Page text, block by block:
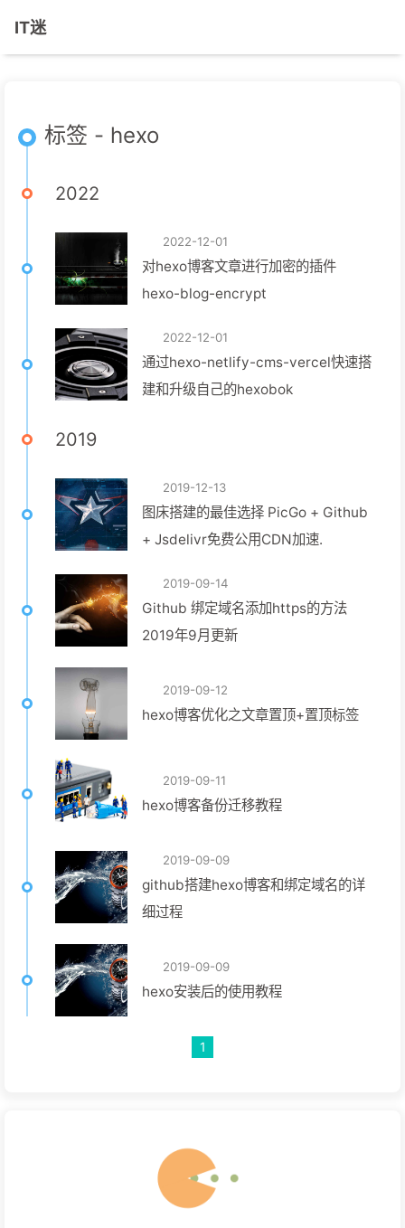
IT迷
标签 - hexo
2022
2022-12-01
对hexo博客文章进行加密的插件
hexo-blog-encrypt
2022-12-01
通过hexo-netlify-cms-vercel快速搭
建和升级自己的hexobok
2019
2019-12-13
图床搭建的最佳选择 PicGo + Github
+ Jsdelivr免费公用CDN加速.
2019-09-14
Github 绑定域名添加https的方法
2019年9月更新
2019-09-12
hexo博客优化之文章置顶+置顶标签
2019-09-11
hexo博客备份迁移教程
2019-09-09
github搭建hexo博客和绑定域名的详
细过程
2019-09-09
hexo安装后的使用教程
1